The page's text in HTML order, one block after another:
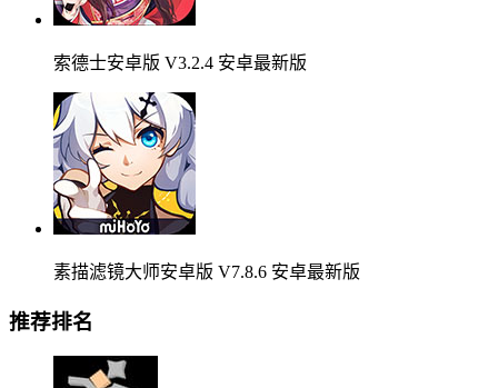
索德士安卓版 V3.2.4 安卓最新版
素描滤镜大师安卓版 V7.8.6 安卓最新版
推荐排名